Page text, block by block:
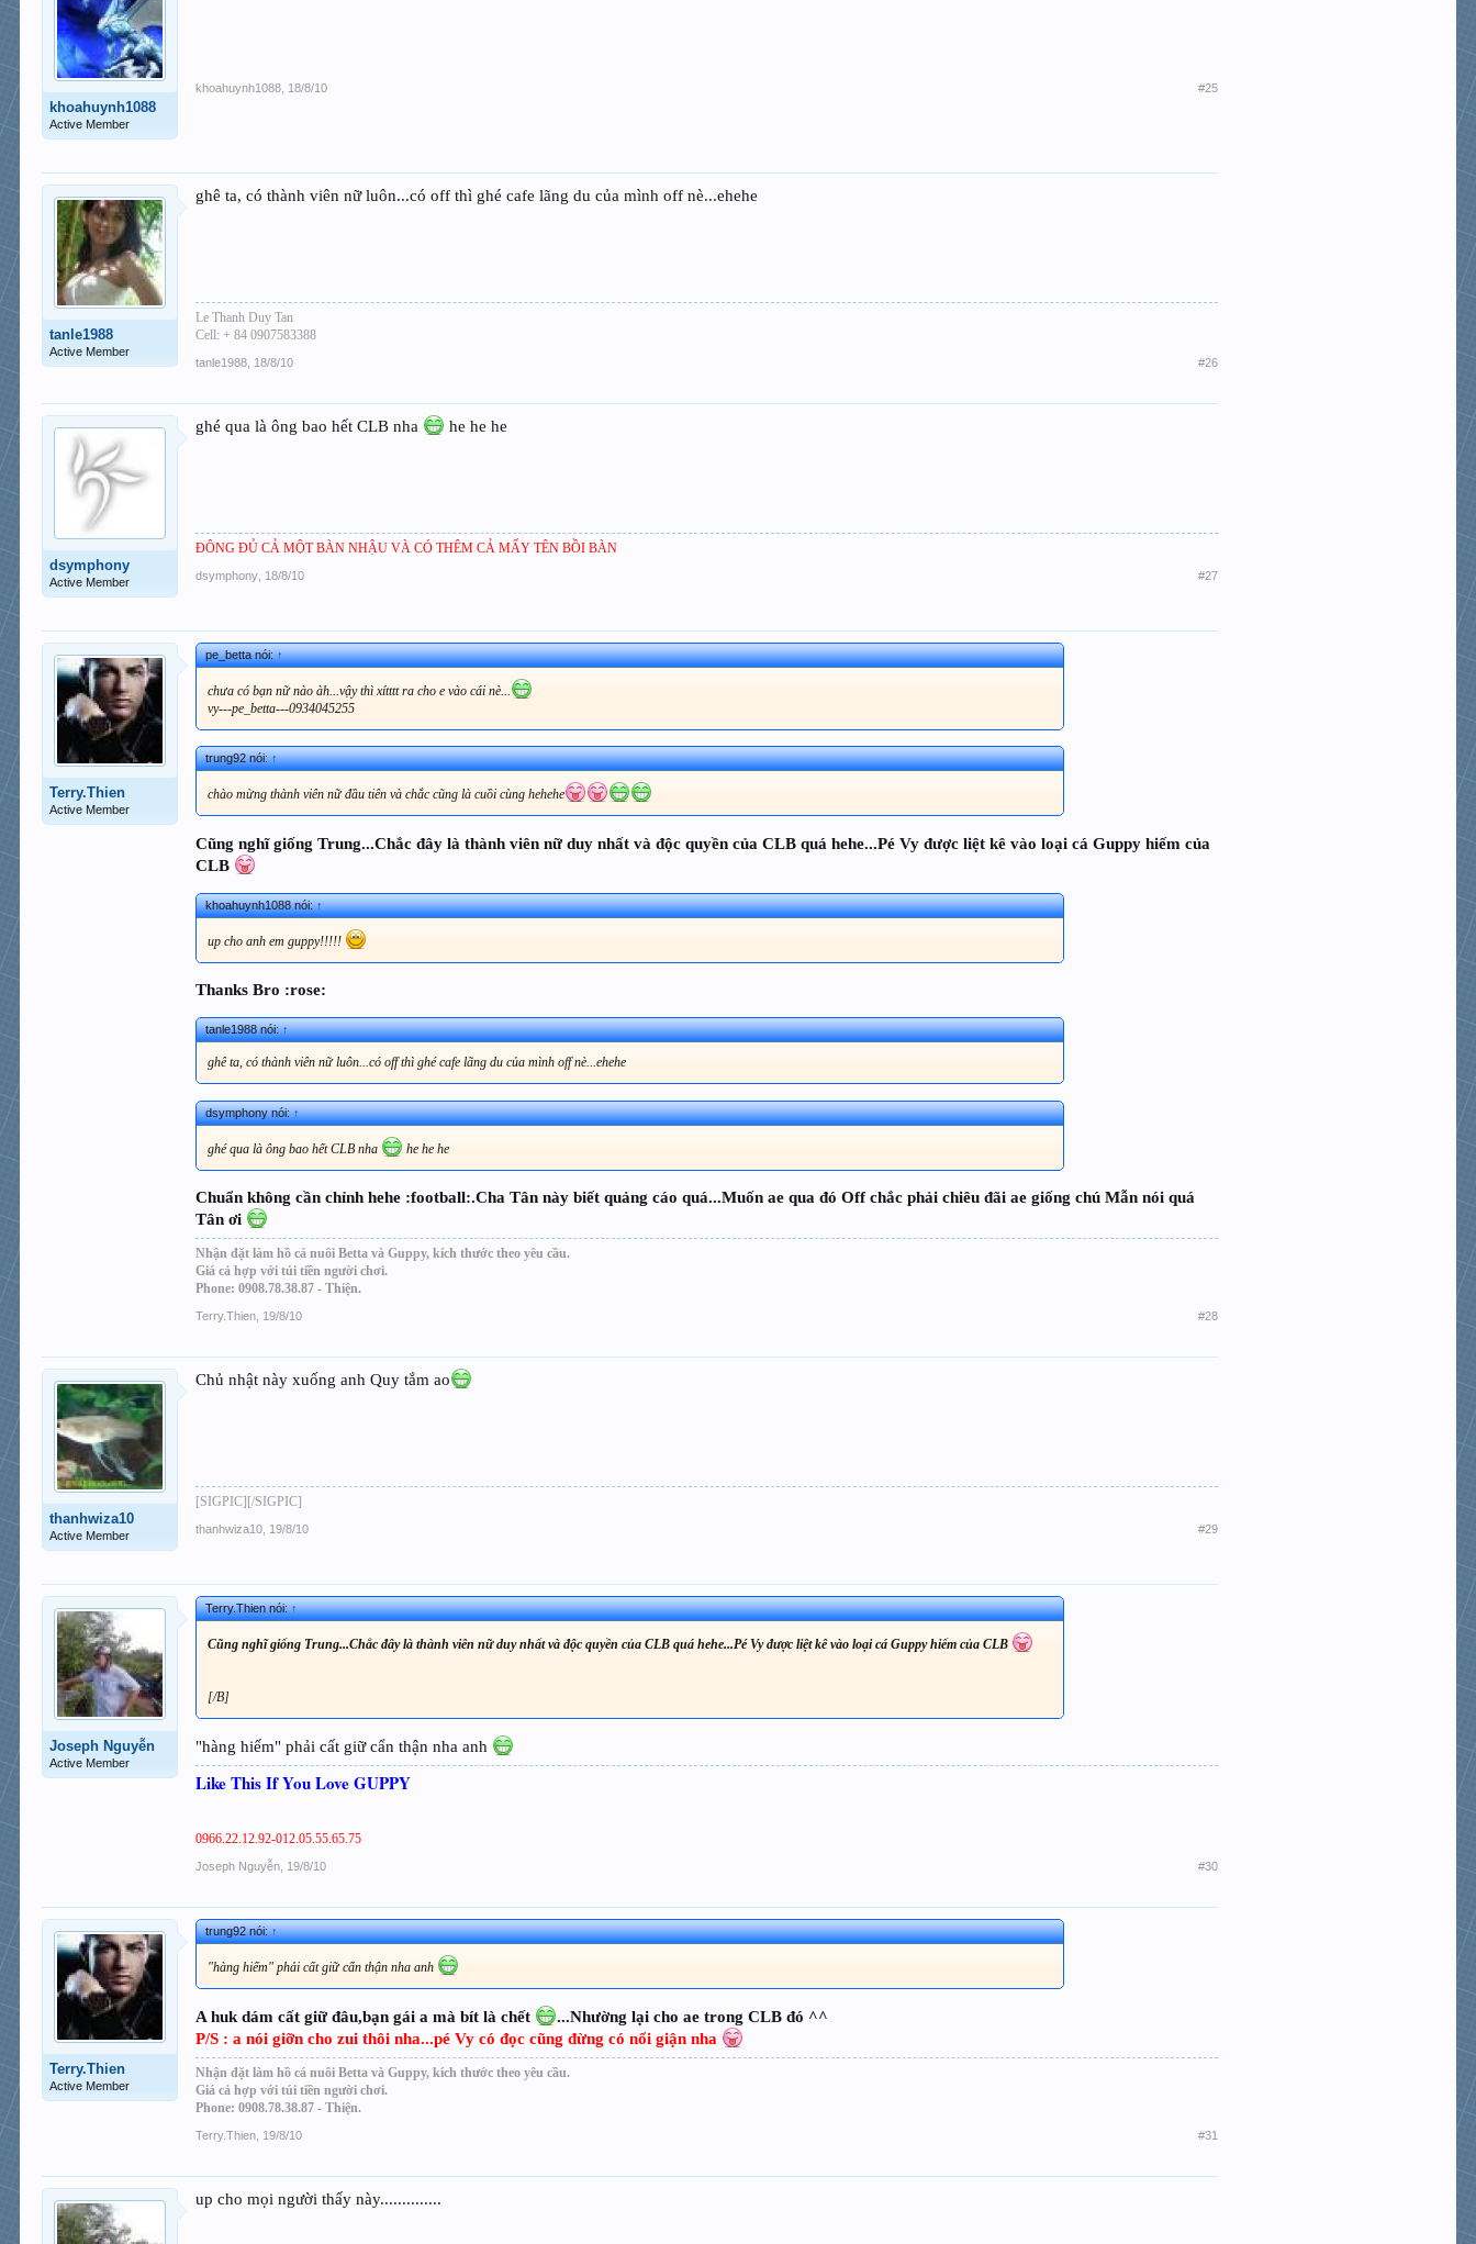
khoahuynh1088
Active Member
khoahuynh1088 18/8/10 #25
tanle1988
Active Member
ghê ta, có thành viên nữ luôn...có off thì ghé cafe lãng du của mình off nè...ehehe
Le Thanh Duy Tan
Cell: + 84 0907583388
tanle1988 18/8/10 #26
dsymphony
Active Member
ghé qua là ông bao hết CLB nha he he he
ĐÔNG ĐỦ CẢ MỘT BÀN NHẬU VÀ CÓ THÊM CẢ MẤY TÊN BỒI BÀN
dsymphony 18/8/10 #27
Terry.Thien
Active Member
pe_betta nói:↑
chưa có bạn nữ nào àh...vậy thì xítttt ra cho e vào cái nè...
vy---pe_betta---0934045255
trung92 nói:↑
chào mừng thành viên nữ đầu tiên và chắc cũng là cuồi cùng hehehe
Cũng nghĩ giống Trung...Chắc đây là thành viên nữ duy nhất và độc quyền của CLB quá hehe...Pé Vy được liệt kê vào loại cá Guppy hiếm của
CLB
khoahuynh1088 nói:↑
up cho anh em guppy!!!!!
Thanks Bro :rose:
tanle1988 nói:↑
ghê ta, có thành viên nữ luôn...có off thì ghé cafe lãng du của mình off nè...ehehe
dsymphony nói:↑
ghé qua là ông bao hết CLB nha he he he
Chuẩn không cần chỉnh hehe :football:.Cha Tân này biết quảng cáo quá...Muốn ae qua đó Off chắc phải chiêu đãi ae giống chú Mẫn nói quá
Tân ơi
Nhận đặt làm hồ cá nuôi Betta và Guppy, kích thước theo yêu cầu.
Giá cả hợp với túi tiền người chơi.
Phone: 0908.78.38.87 - Thiện.
Terry.Thien 19/8/10 #28
thanhwiza10
Active Member
Chủ nhật này xuống anh Quy tắm ao
[SIGPIC][/SIGPIC]
thanhwiza10 19/8/10 #29
Joseph Nguyễn
Active Member
Terry.Thien nói:↑
Cũng nghĩ giống Trung...Chắc đây là thành viên nữ duy nhất và độc quyền của CLB quá hehe...Pé Vy được liệt kê vào loại cá Guppy hiếm của CLB
[/B]
"hàng hiếm" phải cất giữ cẩn thận nha anh
Like This If You Love GUPPY
0966.22.12.92-012.05.55.65.75
Joseph Nguyễn 19/8/10 #30
Terry.Thien
Active Member
trung92 nói:↑
"hàng hiếm" phải cất giữ cẩn thận nha anh
A huk dám cất giữ đâu,bạn gái a mà bít là chết
...Nhường lại cho ae trong CLB đó ^^
P/S : a nói giỡn cho zui thôi nha...pé Vy có đọc cũng đừng có nổi giận nha
Nhận đặt làm hồ cá nuôi Betta và Guppy, kích thước theo yêu cầu.
Giá cả hợp với túi tiền người chơi.
Phone: 0908.78.38.87 - Thiện.
Terry.Thien 19/8/10 #31
up cho mọi người thấy này..............